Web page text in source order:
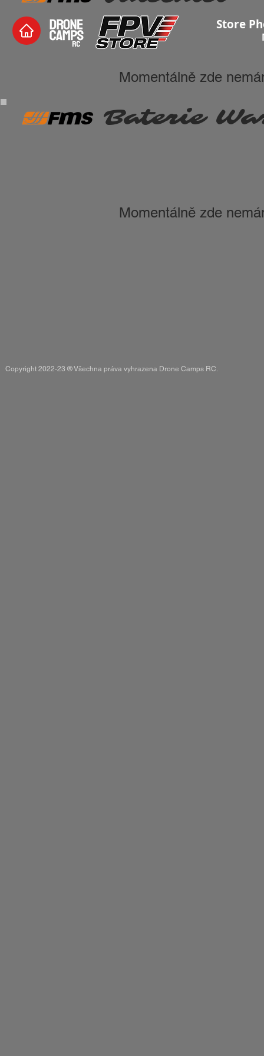
Store
Momentálně zde
Baterie
Momentálně zde
Copyright 2022-23 ® Všechna práva vyhrazena Drone Camps RC.